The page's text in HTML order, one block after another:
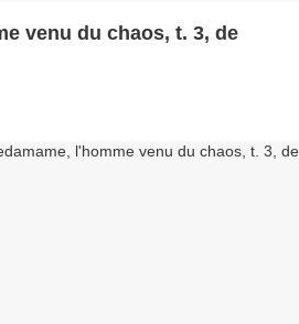
venu du chaos, t. 3, de